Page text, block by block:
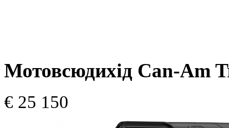
Мотовсюдихід Can-Am
€ 25 150